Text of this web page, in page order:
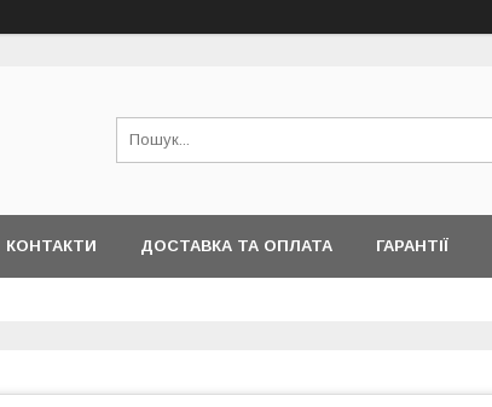
КОНТАКТИ ДОСТАВКА ТА ОПЛАТА ГАРАНТІЇ